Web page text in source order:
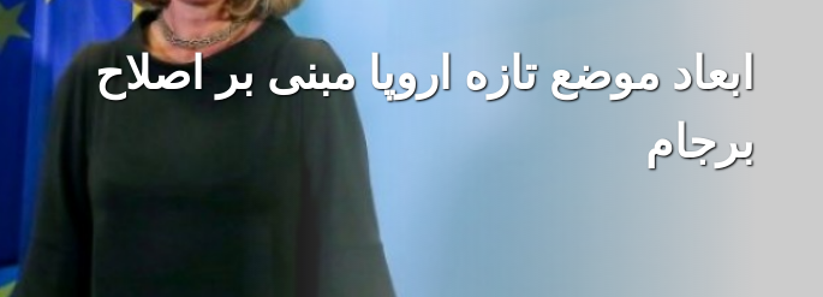
ابعاد موضع تازه اروپا مبنی بر اصلاح
برجام